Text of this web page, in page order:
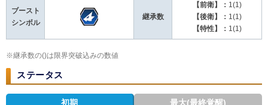
ブースト
シンボル
継承数
【前衛】： 1(1)
【後衛】： 1(1)
【特性】： 1(1)
※継承数の()は限界突破込みの数値
ステータス
初期 最大(最終覚醒)